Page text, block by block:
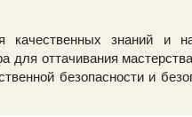
качественных знаний
для оттачивания
безопасности и